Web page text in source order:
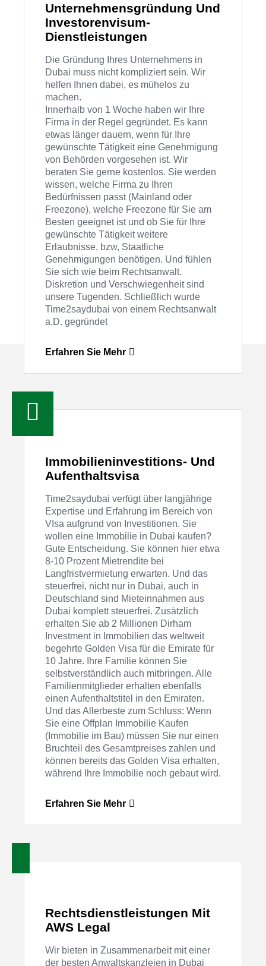
Unternehmensgründung Und
Investorenvisum-
Dienstleistungen
Die Gründung Ihres Unternehmens in
Dubai muss nicht kompliziert sein. Wir
helfen Ihnen dabei, es mühelos zu
machen.
Innerhalb von 1 Woche haben wir Ihre
Firma in der Regel gegründet. Es kann
etwas länger dauern, wenn für Ihre
gewünschte Tätigkeit eine Genehmigung
von Behörden vorgesehen ist. Wir
beraten Sie gerne kostenlos. Sie werden
wissen, welche Firma zu Ihren
Bedürfnissen passt (Mainland oder
Freezone), welche Freezone für Sie am
Besten geeignet ist und ob Sie für Ihre
gewünschte Tätigkeit weitere
Erlaubnisse, bzw, Staatliche
Genehmigungen benötigen. Und fühlen
Sie sich wie beim Rechtsanwalt.
Diskretion und Verschwiegenheit sind
unsere Tugenden. Schließlich wurde
Time2saydubai von einem Rechtsanwalt
a.D. gegründet
Erfahren Sie Mehr
Immobilieninvestitions- Und
Aufenthaltsvisa
Time2saydubai verfügt über langjährige
Expertise und Erfahrung im Bereich von
VIsa aufgrund von Investitionen. Sie
wollen eine Immobilie in Dubai kaufen?
Gute Entscheidung. Sie können hier etwa
8-10 Prozent Mietrendite bei
Langfristvermietung erwarten. Und das
steuerfrei, nicht nur in Dubai, auch in
Deutschland sind Mieteinnahmen aus
Dubai komplett steuerfrei. Zusätzlich
erhalten Sie ab 2 Millionen Dirham
Investment in Immobilien das weltweit
begehrte Golden Visa für die Emirate für
10 Jahre. Ihre Familie können Sie
selbstverständlich auch mitbringen. Alle
Familienmitglieder erhalten ebenfalls
einen Aufenthaltstitel in den Emiraten.
Und das Allerbeste zum Schluss: Wenn
Sie eine Offplan Immobilie Kaufen
(Immobilie im Bau) müssen Sie nur einen
Bruchteil des Gesamtpreises zahlen und
können bereits das Golden Visa erhalten,
während Ihre Immobilie noch gebaut wird.
Erfahren Sie Mehr
Rechtsdienstleistungen Mit
AWS Legal
Wir bieten in Zusammenarbeit mit einer
der besten Anwaltskanzleien in Dubai